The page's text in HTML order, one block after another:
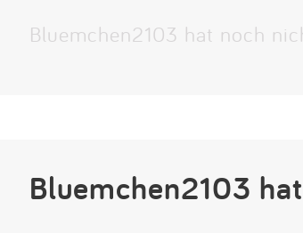
Bluemchen2103 hat noch
Bluemchen2103